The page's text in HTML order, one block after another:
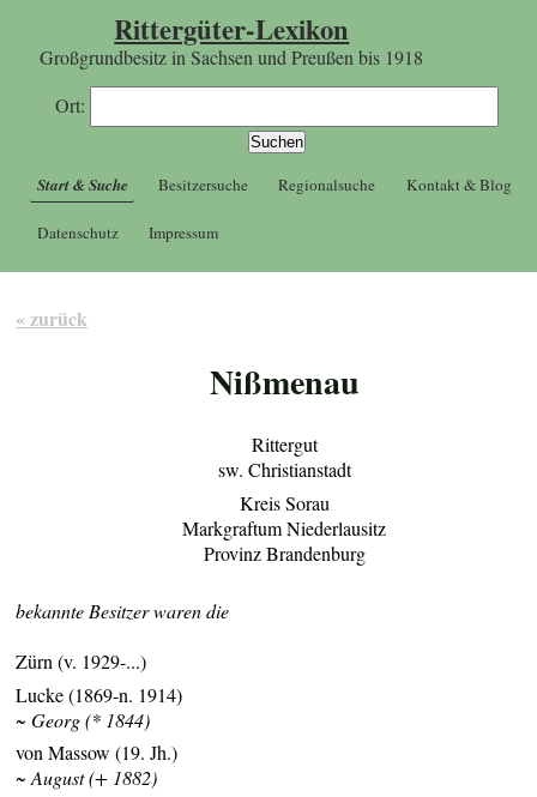
Rittergüter-Lexikon
Großgrundbesitz in Sachsen und Preußen bis 1918
Ort:
Start & Suche Besitzersuche Regionalsuche Kontakt & Blog
Datenschutz Impressum
« zurück
Nißmenau
Rittergut
sw. Christianstadt
Kreis Sorau
Markgraftum Niederlausitz
Provinz Brandenburg
bekannte Besitzer waren die
Zürn (v. 1929-...)
Lucke (1869-n. 1914)
~ Georg (* 1844)
von Massow (19. Jh.)
~ August (+ 1882)